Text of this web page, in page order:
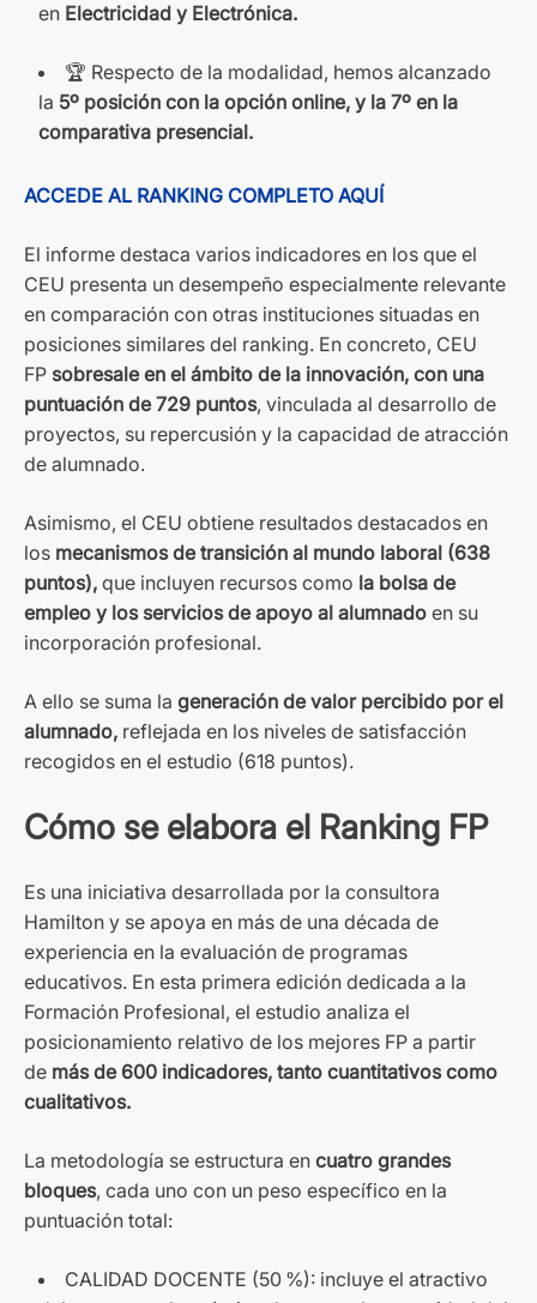
en Electricidad y Electrónica.
🏆 Respecto de la modalidad, hemos alcanzado
la 5º posición con la opción online, y la 7º en la
comparativa presencial.
ACCEDE AL RANKING​ COMPLETO AQUÍ​​
El informe destaca varios indicad​​ores en los que el
CEU presenta un desempeño especialmente relevante
en comparación con otr​as instituciones situadas en
posiciones similares del ranking. En concreto, CEU
FP sobresale en el ámbito de la innovación, con una
puntuación de 729 puntos, vinculada al desarrollo de
proyectos, su repercusión y la capacidad de atracción
de alumnado.
Asimismo, el CEU obtiene resultados destacados en
los mecanismos de transición al mundo laboral (638
puntos), que incluyen recursos como la bolsa de
empleo y ​los serv​icios de apoyo al alumnado en su
incorporación profesional.
A ello se suma la generación de valor percibido por el
alumnado, reflejada en los niveles de satisfacción
recogidos en el estudio (618 puntos).
Cómo se elabora el Ranking FP
Es una iniciativa desarrollada por la consultora
Hamilton y se apoya en más de una década de
experiencia en la evaluación de programas
educativos. En esta primera edición dedicada a la
Formación Profesional, el estudio analiza el
posicionamiento relativo de los mejores FP a partir
de más de 600 indicadores, tanto cuantitativos como
cualitativos.
La metodología se estructura en cuatro grandes
bloques, cada uno con un peso específico en la
puntuación total:
CALIDAD DOCENTE (50 %): incluye el atractivo